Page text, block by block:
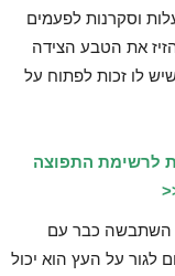
וסקרנות לפעמים
את הטבע הצידה
שיש לו זכות לפתוח על
לרשימת התפוצה
השתבשה כבר עם
על העץ הוא יכול